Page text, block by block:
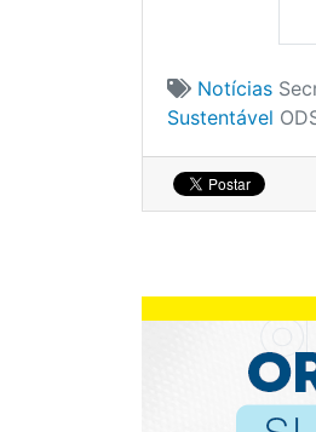
Notícias
Sustentável